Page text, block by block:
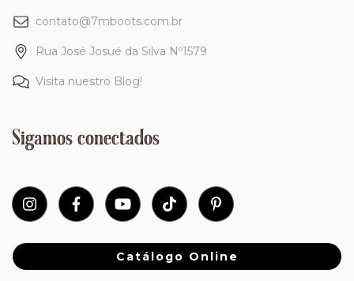
contato@7mboots.com.br
Rua José Josué da Silva Nº1579
Visita nuestro Blog!
Sigamos conectados
Catálogo Online